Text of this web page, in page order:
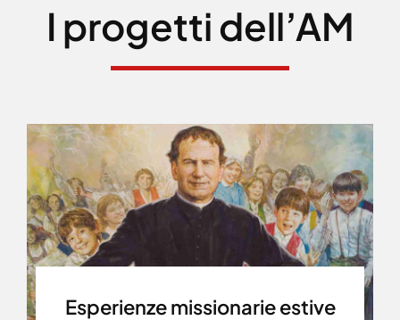
I progetti dell’AM
Esperienze missionarie estive